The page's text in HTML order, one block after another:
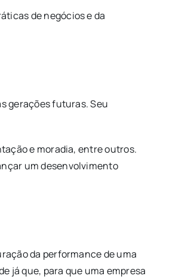
de negócios e da
gerações futuras. Seu
e moradia, entre outros.
um desenvolvimento
da performance de uma
já que, para que uma empresa